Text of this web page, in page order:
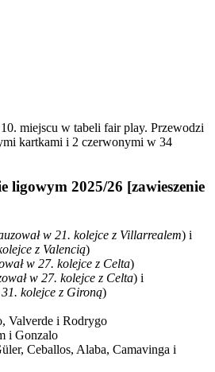
miejscu w tabeli fair play. Przewodzi
kartkami i 2 czerwonymi w 34
ligowym 2025/26 [zawieszenie
w 21. kolejce z Villarrealem) i
z Valencią)
w 27. kolejce z Celta)
w 27. kolejce z Celta) i
kolejce z Gironą)
Valverde i Rodrygo
i Gonzalo
Ceballos, Alaba, Camavinga i